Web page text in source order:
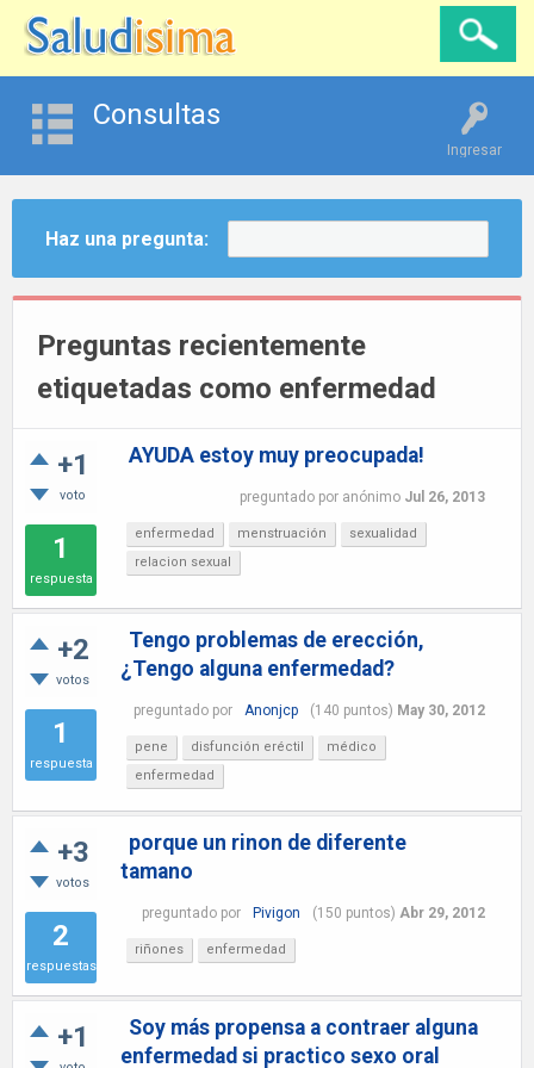
Ingresar
Consultas
Haz una pregunta:
Preguntas recientemente
etiquetadas como enfermedad
+1
voto
1
respuesta
AYUDA estoy muy preocupada!
preguntado por anónimo Jul 26, 2013
enfermedad menstruación
sexualidad
relacion sexual
+2
votos
1
respuesta
Tengo problemas de erección,
¿Tengo alguna enfermedad?
preguntado por Anonjcp (140 puntos) May 30, 2012
pene disfunción eréctil
médico
enfermedad
+3
votos
2
respuestas
porque un rinon de diferente
tamano
preguntado por Pivigon (150 puntos) Abr 29, 2012
riñones enfermedad
+1
Soy más propensa a contraer alguna
enfermedad si practico sexo oral